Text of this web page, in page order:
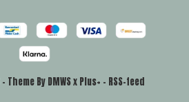
- Theme By DMWSx Plus+ - RSS-feed